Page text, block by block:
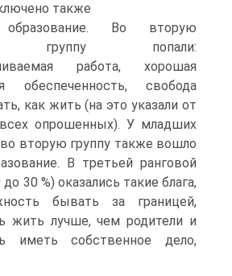
также
Во вторую
группу попали:
работа, хорошая
обеспеченность, свобода
как жить (на это указали от
опрошенных). У младших
вторую группу также вошло
В третьей ранговой
30 %) оказались такие блага,
бывать за границей,
жить лучше, чем родители и
иметь собственное дело,